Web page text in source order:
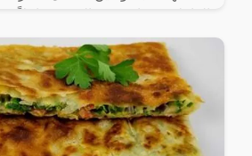
رئيساً تم